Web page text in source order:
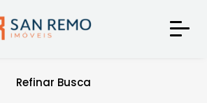
Refinar Busca